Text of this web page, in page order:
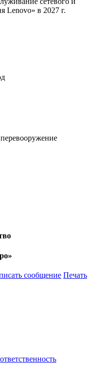
Lenovo» в 2027 г.
сообщение Печать